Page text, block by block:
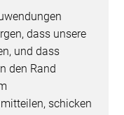
dass unsere
und dass
den Rand
schicken